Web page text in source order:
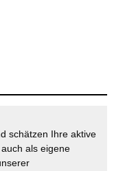
schätzen Ihre aktive
als eigene